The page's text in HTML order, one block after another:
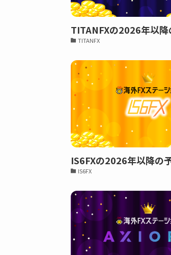
TITANFXの2026年以降
TITANFX
IS6FXの2026年以降の
IS6FX